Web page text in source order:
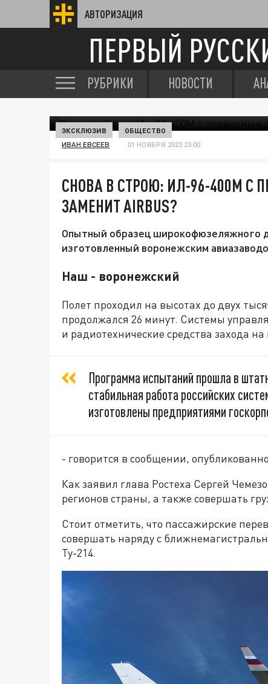
АВТОРИЗАЦИЯ
ПЕРВЫЙ
РУБРИКИ НОВОСТИ
ЭКСКЛЮЗИВ ОБЩЕСТВО
ИВАН ЕВСЕЕВ 01 НОЯБРЯ 2023 23:00
СНОВА В СТРОЮ: ИЛ-96-400М С
ЗАМЕНИТ AIRBUS?
Опытный образец широкофюзеляжного
изготовленный воронежским
Наш - воронежский
Полет проходил на высотах до двух
продолжался 26 минут. Системы
и радиотехнические средства захода
Программа испытаний прошла в
стабильная работа российских
изготовлены предприятиями
- говорится в сообщении,
Как заявил глава Ростеха Сергей
регионов страны, а также совершать
Стоит отметить, что пассажирские
совершать наряду с
Ту-214.